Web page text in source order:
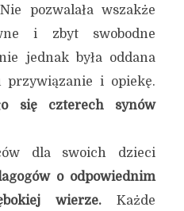
pozwalała wszakże
i zbyt swobodne
jednak była oddana
przywiązanie i opiekę.
się czterech synów
dla swoich dzieci
o odpowiednim
wierze. Każde